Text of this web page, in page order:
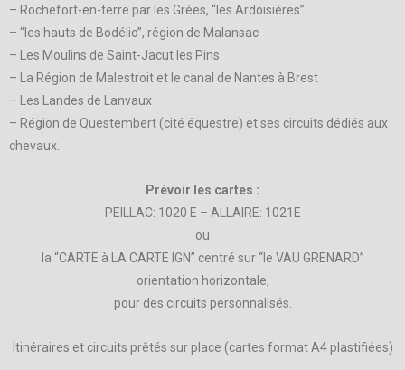
– Rochefort-en-terre par les Grées, “les Ardoisières”
– “les hauts de Bodélio”, région de Malansac
– Les Moulins de Saint-Jacut les Pins
– La Région de Malestroit et le canal de Nantes à Brest
– Les Landes de Lanvaux
– Région de Questembert (cité équestre) et ses circuits dédiés aux
chevaux.
Prévoir les cartes :
PEILLAC: 1020 E – ALLAIRE: 1021E
ou
la “CARTE à LA CARTE IGN” centré sur “le VAU GRENARD”
orientation horizontale,
pour des circuits personnalisés.
Itinéraires et circuits prêtés sur place (cartes format A4 plastifiées)